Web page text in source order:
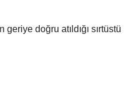
doğru atıldığı sırtüstü